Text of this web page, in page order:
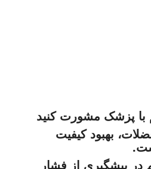
پزشک مشورت کنید
بهبود کیفیت
در پیشگیری از فشار